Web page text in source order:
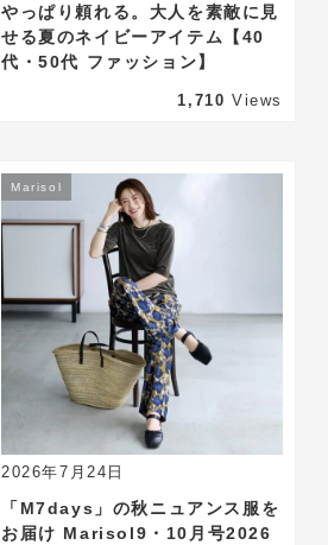
やっぱり頼れる。大人を素敵に見
せる夏のネイビーアイテム【40
代・50代 ファッション】
1,710 Views
2026年7月24日
Marisol
「M7days」の秋ニュアンス服を
お届け Marisol9・10月号2026